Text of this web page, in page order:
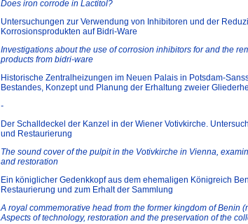
Does iron corrode in Lactitol?
Untersuchungen zur Verwendung von Inhibitoren und der
Korrosionsprodukten auf Bidri-Ware
Investigations about the use of corrosion inhibitors for and the
products from bidri-ware
Historische Zentralheizungen im Neuen Palais in Potsdam-
Bestandes, Konzept und Planung der Erhaltung zweier
-
Der Schalldeckel der Kanzel in der Wiener Votivkirche.
und Restaurierung
The sound cover of the pulpit in the Votivkirche in Vienna,
and restoration
Ein königlicher Gedenkkopf aus dem ehemaligen Königreich
Restaurierung und zum Erhalt der Sammlung
A royal commemorative head from the former kingdom of Benin
Aspects of technology, restoration and the preservation of the